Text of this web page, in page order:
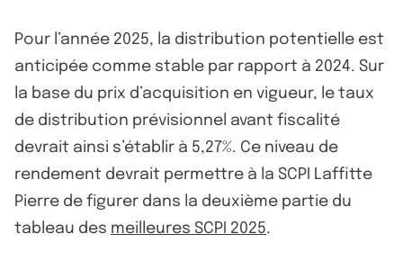
Pour l’année 2025, la distribution potentielle est
anticipée comme stable par rapport à 2024. Sur
la base du prix d’acquisition en vigueur, le taux
de distribution prévisionnel avant fiscalité
devrait ainsi s’établir à 5,27%. Ce niveau de
rendement devrait permettre à la SCPI Laffitte
Pierre de figurer dans la deuxième partie du
tableau des meilleures SCPI 2025.